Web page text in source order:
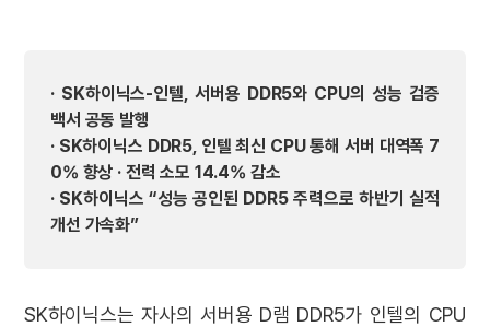
· SK하이닉스-인텔, 서버용 DDR5와 CPU의 성능 검증
백서 공동 발행
· SK하이닉스 DDR5, 인텔 최신 CPU 통해 서버 대역폭 7
0% 향상 · 전력 소모 14.4% 감소
· SK하이닉스 “성능 공인된 DDR5 주력으로 하반기 실적
개선 가속화”
SK하이닉스는 자사의 서버용 D램 DDR5가 인텔의 CPU